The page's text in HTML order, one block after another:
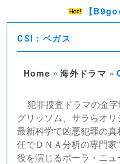
【
CSI：ベガス
Home »海外ドラマ »
犯罪捜査ドラマの金字
グリッソム、サラらオリ
最新科学で凶悪犯罪の
任でＤＮＡ分析の専門家
役を演じるポーラ・ニュ